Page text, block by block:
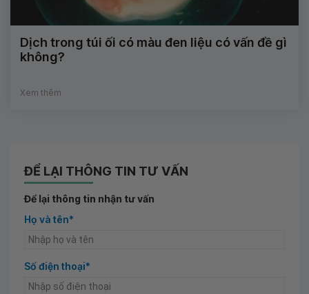
Dịch trong túi ối có màu đen liệu có vấn đề gì
không?
Xem thêm
ĐỂ LẠI THÔNG TIN TƯ VẤN
Để lại thông tin nhận tư vấn
Họ và tên*
Số điện thoại*